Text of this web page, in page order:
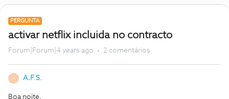
PERGUNTA
activar netflix incluida no contracto
Forum|Forum|4 years ago 2 comentários
A A.F.S.
Boa noite,